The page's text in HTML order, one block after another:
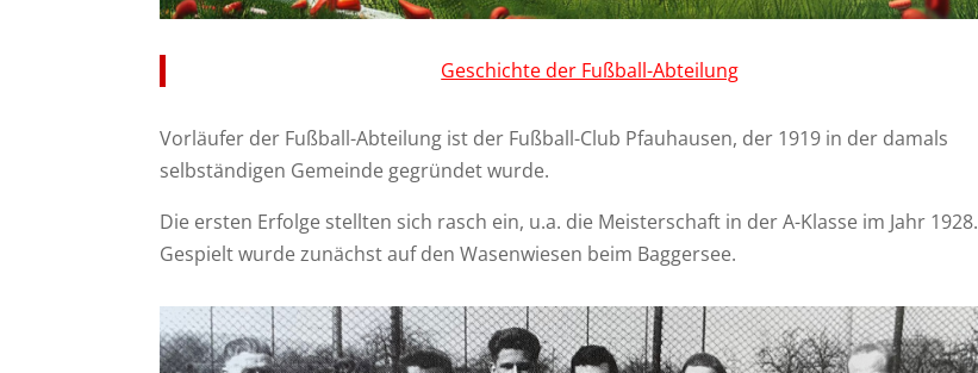
Geschichte der Fußball-Abteilung
Vorläufer der Fußball-Abteilung ist der Fußball-Club Pfauhausen, der 1919 in der damals
selbständigen Gemeinde gegründet wurde.
Die ersten Erfolge stellten sich rasch ein, u.a. die Meisterschaft in der A-Klasse im Jahr 1928.
Gespielt wurde zunächst auf den Wasenwiesen beim Baggersee.